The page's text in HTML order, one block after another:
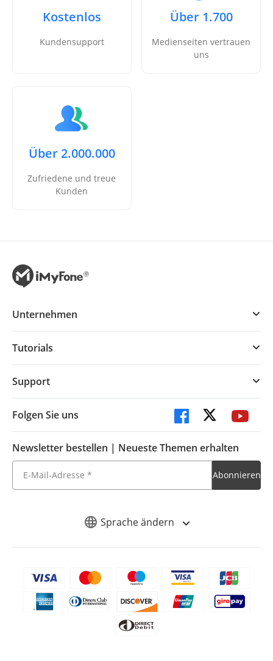
Kostenlos
Kundensupport
Über 1.700
Medienseiten vertrauen
uns
Über 2.000.000
Zufriedene und treue
Kunden
Sprache ändern
Unternehmen
Tutorials
Support
Folgen Sie uns
Newsletter bestellen | Neueste Themen erhalten